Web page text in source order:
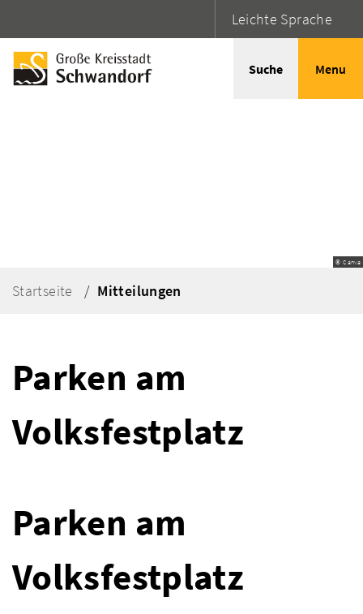
Leichte Sprache
Suche Menu
© Canva
Startseite Mitteilungen
Parken am
Volksfestplatz
Parken am
Volksfestplatz